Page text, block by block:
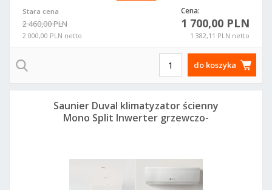
Stara cena
2 460,00 PLN
2 000,00 PLN netto
Cena:
1 700,00 PLN
1 382,11 PLN netto
do koszyka
Saunier Duval klimatyzator ścienny
Mono Split Inwerter grzewczo-